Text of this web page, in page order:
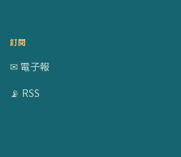
訂閱
✉ 電子報
📡 RSS